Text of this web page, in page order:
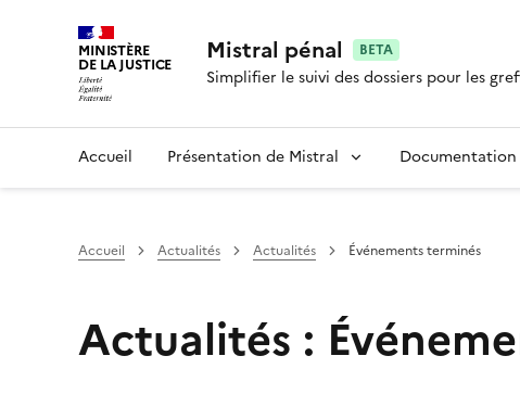
MINISTÈRE
DE LA JUSTICE Mistral pénal BETA
Simplifier le suivi des dossiers pour les
Accueil Présentation de Mistral Documentation
Accueil Actualités Actualités Événements terminés
Actualités :